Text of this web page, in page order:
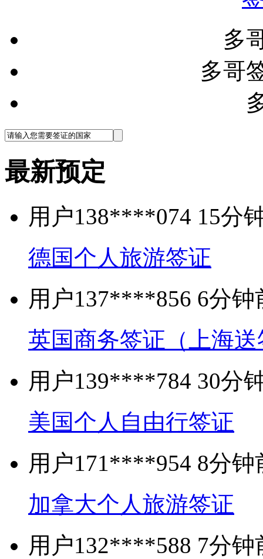
多
多哥
最新预定
用户138****074 15分
德国个人旅游签证
用户137****856 6分钟
英国商务签证（上海送
用户139****784 30分
美国个人自由行签证
用户171****954 8分钟
加拿大个人旅游签证
用户132****588 7分钟